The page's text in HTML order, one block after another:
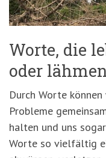
Worte, die
oder
Durch Worte
Probleme
halten und uns
Worte so vielfältig